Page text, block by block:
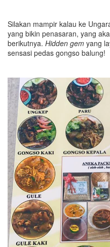
Silakan mampir kalau ke
yang bikin penasaran, yang
berikutnya. Hidden gem yang
sensasi pedas gongso balung!